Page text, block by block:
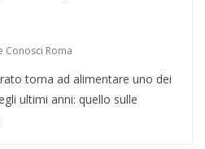
Conosci Roma
torna ad alimentare uno dei
ultimi anni: quello sulle